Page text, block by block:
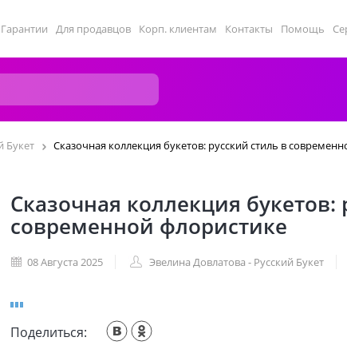
Гарантии Для продавцов Корп. клиентам Контакты Помощь
Букет Сказочная коллекция букетов: русский стиль в
Сказочная коллекция букетов:
современной флористике
08 Августа 2025 Эвелина Довлатова - Русский Букет
Поделиться: